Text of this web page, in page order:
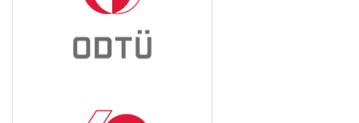
TEKNOKENT